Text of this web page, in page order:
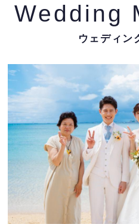
Wedding
ウェディン